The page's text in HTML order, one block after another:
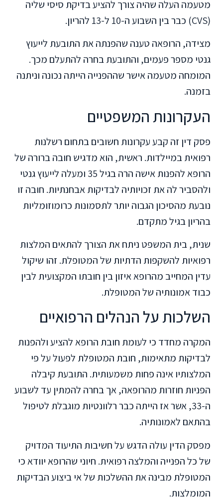
מטעמה העלה שהיה צורך להציע בדיקת סיסי שליה
(CVS) כבר בין השבוע ה-10 ל-13 להריון.
מצידה, הרופאה טענה שהפנתה את התובעת לייעוץ
גנטי מספר פעמים, והתובעת בחרה להתעלם מכך.
המומחה מטעמה אישר שההפנייה הייתה נכונה וניתנה
בזמנה.
העקרונות המשפטיים
פסק דין זה קבע עקרונות חשובים בתחום רשלנות
רפואית במיילדות. ראשית, הוא מדגיש חובה ברורה של
הרופא להפנות אישה הרה בגיל 35 ומעלה לייעוץ גנטי
ולהסביר לה את זכויותיה לבדיקות אבחנתיות. חובה זו
נובעת מהסיכון הגבוה יותר לתסמונות כרומוזומליות
בהריון בגיל מתקדם.
שנית, בית המשפט ניתח את הצורך להתאים המלצות
רפואיות להשקפות הדתיות של המטופלת. זהו שיקול
עדין המחייב מהרופא איזון בין חובתו המקצועית לבין
כבוד אמונותיה של המטופלת.
השלכות על הנהלים הרפואיים
המקרה מחדד כי לעומת חובת הרופא להציע ולהפנות
לבדיקות מתאימות, חובת המטופלת לפעול על פי
המלצותיו אינה פחות משמעותית. התובעת קיבלה
הפניות חוזרות מהרופאה, אך בחרה להמתין עד לשבוע
ה-33, אשר אז הייתה כבר רלוונטיות מוגבלת לטיפול
בהתאם לאמונותיה.
מפסק הדין עולה הדגש על חשיבות התיעוד המדויק
של כל הפנייה והמלצה רפואית. חיוני שהרופא יוודא כי
המטופלת מבינה את ההשלכות של אי ביצוע הבדיקות
המומלצות.